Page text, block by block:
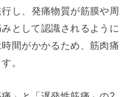
し、発痛物質が筋膜や周
として認識されるように
間がかかるため、筋肉痛
。